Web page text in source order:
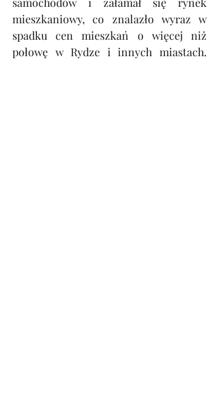
mieszkaniowy, co znalazło wyraz w
spadku cen mieszkań o więcej niż
połowę w Rydze i innych miastach.